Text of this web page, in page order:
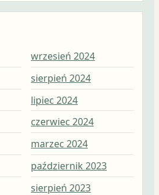
wrzesień 2024
sierpień 2024
lipiec 2024
czerwiec 2024
marzec 2024
październik 2023
sierpień 2023